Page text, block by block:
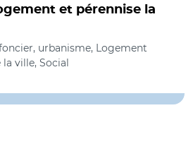
et pérennise la
urbanisme, Logement
ville, Social